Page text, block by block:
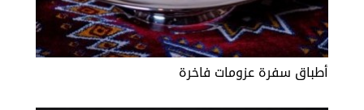
أطباق سفرة عزومات فاخرة